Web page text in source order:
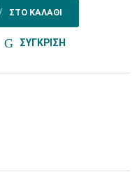
ΣΤΟ ΚΑΛΑΘΙ
ΣΥΓΚΡΙΣΗ